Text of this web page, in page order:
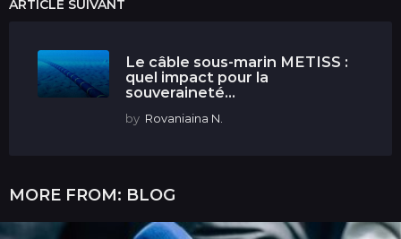
ARTICLE SUIVANT
Le câble sous-marin METISS :
quel impact pour la
souveraineté...
by Rovaniaina N.
MORE FROM: BLOG